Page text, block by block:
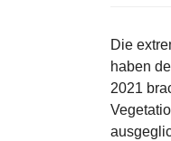
Die
haben
2021